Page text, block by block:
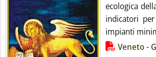
ecologica
indicatori
impianti
Lista allegati PDF alla notizia
Veneto -